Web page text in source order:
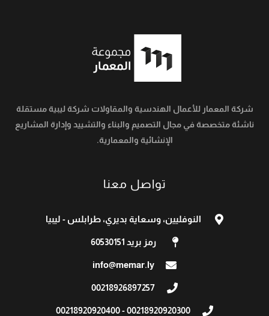
شركة المعمار للأعمال الهندسية والمقاولات شركة ليبية مستقلة
ناشئة متخصصة في مجال التصميم والبناء والتشييد وإدارة المشاريع
الإنشائية والمعمارية.
تواصل معنا
النوفليين، وسعاية بديري، طرابلس - ليبيا
رمز بريد 60530151
info@memar.ly
00218926897257​
00218920920300 - 00218920920400